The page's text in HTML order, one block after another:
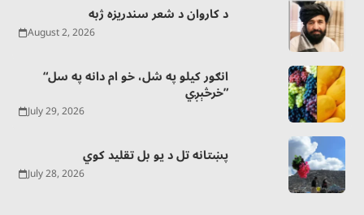
د کاروان د شعر سندریزه ژبه
August 2, 2026
“انګور کیلو په شل، خو ام دانه په سل
خرڅېږي”
July 29, 2026
پښتانه تل د یو بل تقلید کوي
July 28, 2026